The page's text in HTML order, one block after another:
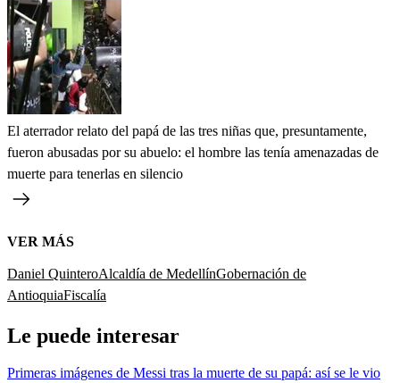
El aterrador relato del papá de las tres niñas que, presuntamente,
fueron abusadas por su abuelo: el hombre las tenía amenazadas de
muerte para tenerlas en silencio
VER MÁS
Daniel QuinteroAlcaldía de MedellínGobernación de
AntioquiaFiscalía
Le puede interesar
Primeras imágenes de Messi tras la muerte de su papá: así se le vio